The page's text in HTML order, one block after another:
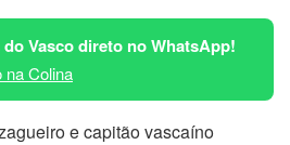
Vasco direto no WhatsApp!
na Colina
e capitão vascaíno